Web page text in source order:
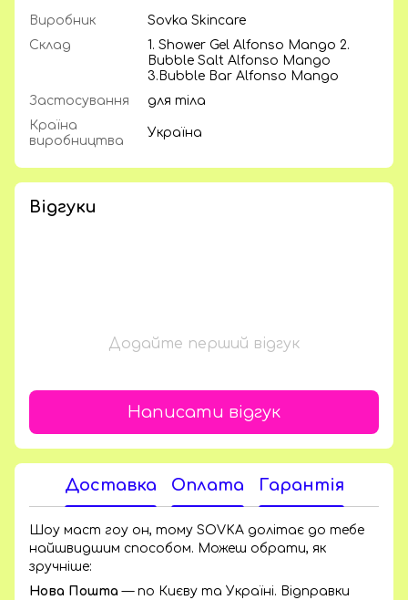
Виробник
Sovka Skincare
Склад
1. Shower Gel Alfonso Mango 2.
Bubble Salt Alfonso Mango
3.Bubble Bar Alfonso Mango
Застосування
для тіла
Країна
виробництва
Україна
Відгуки
Додайте перший відгук
Написати відгук
Доставка Оплата Гарантія
Шоу маст гоу он, тому SOVKA долітає до тебе
найшвидшим способом. Можеш обрати, як
зручніше:
Нова Пошта — по Києву та Україні. Відправки